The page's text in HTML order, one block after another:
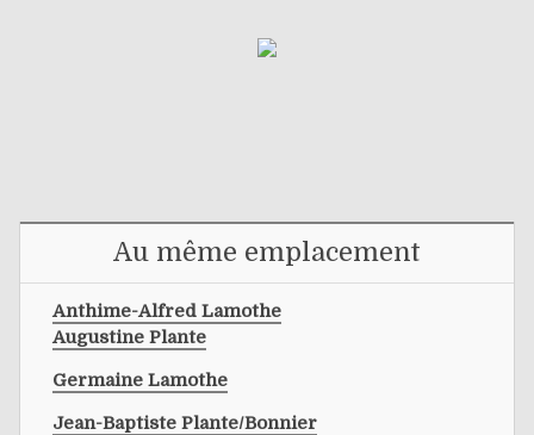
Au même emplacement
Anthime-Alfred Lamothe
Augustine Plante
Germaine Lamothe
Jean-Baptiste Plante/bonnier